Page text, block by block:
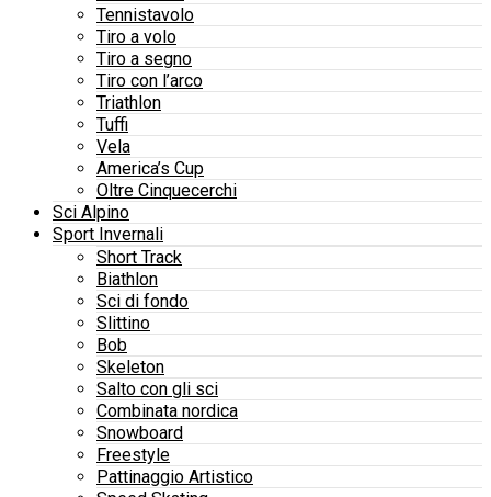
Tennistavolo
Tiro a volo
Tiro a segno
Tiro con l’arco
Triathlon
Tuffi
Vela
America’s Cup
Oltre Cinquecerchi
Sci Alpino
Sport Invernali
Short Track
Biathlon
Sci di fondo
Slittino
Bob
Skeleton
Salto con gli sci
Combinata nordica
Snowboard
Freestyle
Pattinaggio Artistico